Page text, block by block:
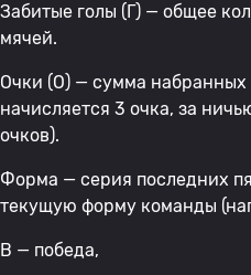
Забитые голы (Г) — общее
мячей.
Очки (О) — сумма набранных
начисляется 3 очка, за
очков).
Форма — серия последних
текущую форму команды
В — победа,